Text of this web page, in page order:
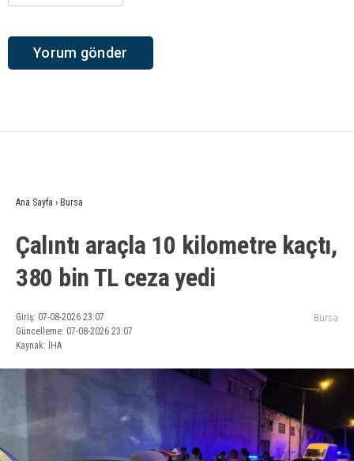
Ana Sayfa › Bursa
Çalıntı araçla 10 kilometre kaçtı,
380 bin TL ceza yedi
Giriş: 07-08-2026 23:07
Güncelleme: 07-08-2026 23:07
Kaynak: İHA
Bursa